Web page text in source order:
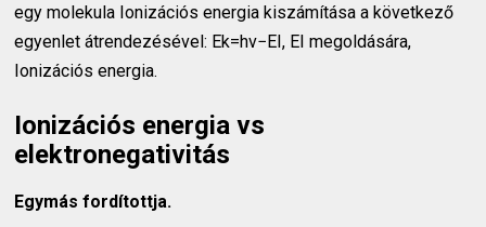
egy molekula Ionizációs energia kiszámítása a következő
egyenlet átrendezésével: Ek=hν−EI, EI megoldására,
Ionizációs energia.
Ionizációs energia vs
elektronegativitás
Egymás fordítottja.